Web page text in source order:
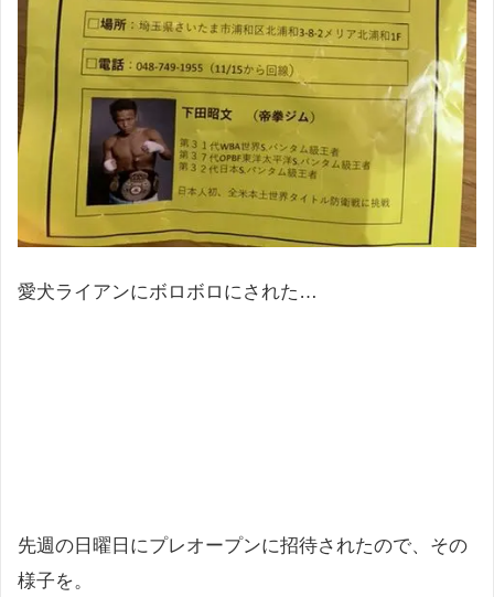
愛犬ライアンにボロボロにされた…
先週の日曜日にプレオープンに招待されたので、その
様子を。